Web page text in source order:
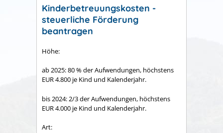
Kinderbetreuungskosten -
steuerliche Förderung
beantragen
Höhe:
ab 2025: 80 % der Aufwendungen, höchstens
EUR 4.800 je Kind und Kalenderjahr.
bis 2024: 2/3 der Aufwendungen, höchstens
EUR 4.000 je Kind und Kalenderjahr.
Art: